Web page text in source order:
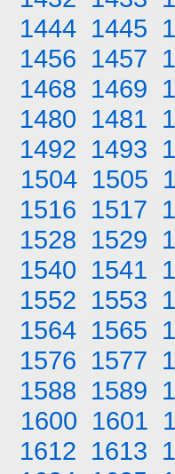
1444 1445
1456 1457
1468 1469
1480 1481
1492 1493
1504 1505
1516 1517
1528 1529
1540 1541
1552 1553
1564 1565
1576 1577
1588 1589
1600 1601
1612 1613